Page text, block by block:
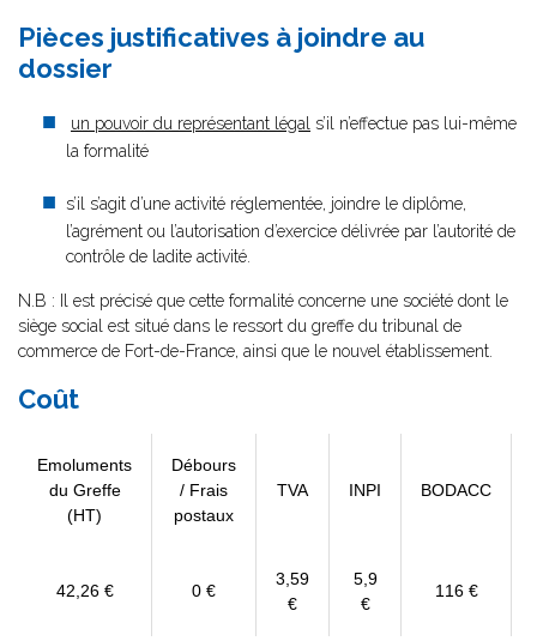
Pièces justificatives à joindre au
dossier
un pouvoir du représentant légal s’il n’effectue pas lui-même
la formalité
s’il s’agit d’une activité réglementée, joindre le diplôme,
l’agrément ou l’autorisation d’exercice délivrée par l’autorité de
contrôle de ladite activité.
N.B : Il est précisé que cette formalité concerne une société dont le
siège social est situé dans le ressort du greffe du tribunal de
commerce de Fort-de-France, ainsi que le nouvel établissement.
Coût
Emoluments
du Greffe
(HT)
Débours
/ Frais
postaux
TVA INPI BODACC
42,26 € 0 €
3,59
€
5,9
€
116 €